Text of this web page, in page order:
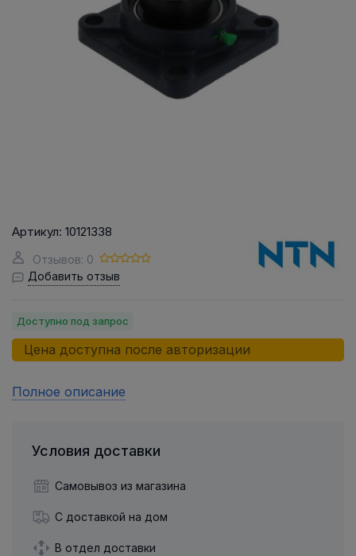
Артикул: 10121338
Отзывов: 0
Добавить отзыв
Доступно под запрос
Цена доступна после авторизации
Полное описание
Условия доставки
Самовывоз из магазина
С доставкой на дом
В отдел доставки